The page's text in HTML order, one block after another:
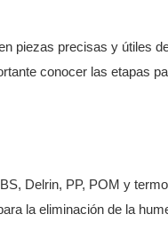
piezas precisas y útiles
conocer las etapas
Delrin, PP, POM y
la eliminación de la